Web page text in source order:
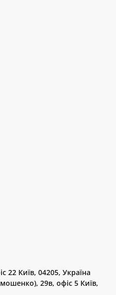
22 Київ, 04205, Україна
29в, офіс 5 Київ,